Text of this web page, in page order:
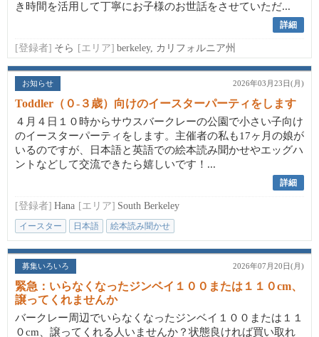
き時間を活用して丁寧にお子様のお世話をさせていただ...
詳細
[登録者] そら [エリア] berkeley, カリフォルニア州
お知らせ 2026年03月23日(月)
Toddler（０-３歳）向けのイースターパーティをします
４月４日１０時からサウスバークレーの公園で小さい子向け
のイースターパーティをします。主催者の私も17ヶ月の娘が
いるのですが、日本語と英語での絵本読み聞かせやエッグハ
ントなどして交流できたら嬉しいです！...
詳細
[登録者] Hana [エリア] South Berkeley
イースター 日本語 絵本読み聞かせ
募集いろいろ 2026年07月20日(月)
緊急：いらなくなったジンベイ１００または１１０cm、
譲ってくれませんか
バークレー周辺でいらなくなったジンベイ１００または１１
０cm、譲ってくれる人いませんか？状態良ければ買い取れ